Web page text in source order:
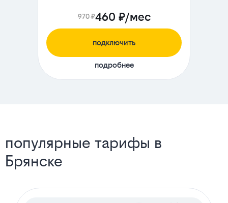
970 ₽460 ₽/мес
подключить
подробнее
популярные тарифы в
Брянске